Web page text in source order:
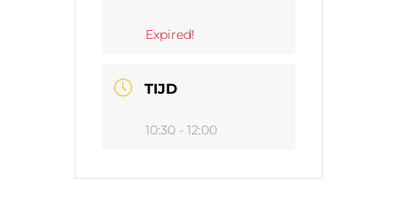
Expired!
TIJD
10:30 - 12:00